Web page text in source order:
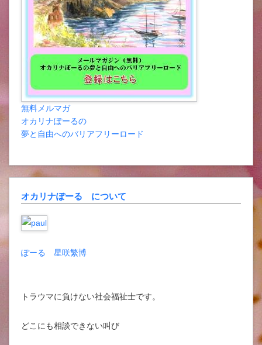
無料メルマガ
オカリナぽーるの
夢と自由へのバリアフリーロード
オカリナぽーる について
ぽーる 星咲繁博
トラウマに負けない社会福祉士です。
どこにも相談できない叫び